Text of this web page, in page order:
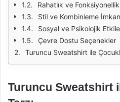
Rahatlık ve Fonksiyonellik
Stil ve Kombinleme
Sosyal ve Psikolojik
Çevre Dostu Seçenekler
Turuncu Sweatshirt ile
Turuncu Sweatshirt